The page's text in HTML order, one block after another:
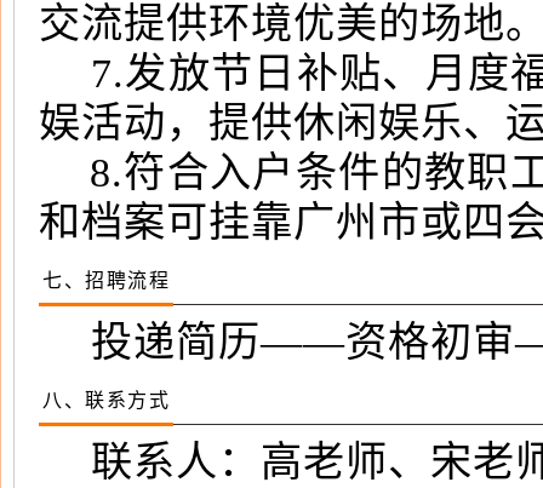
交流提供环境优美的场地
7.发放节日补贴、月度
娱活动，提供休闲娱乐、
8.符合入户条件的教职
和档案可挂靠广州市或四
七、招聘流程
投递简历——资格初
八、联系方式
联系人：高老师、宋老